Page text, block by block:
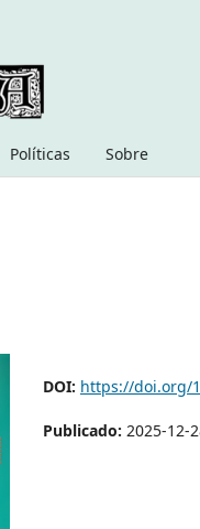
Políticas Sobre
DOI: https://doi.org/
Publicado: 2025-12-